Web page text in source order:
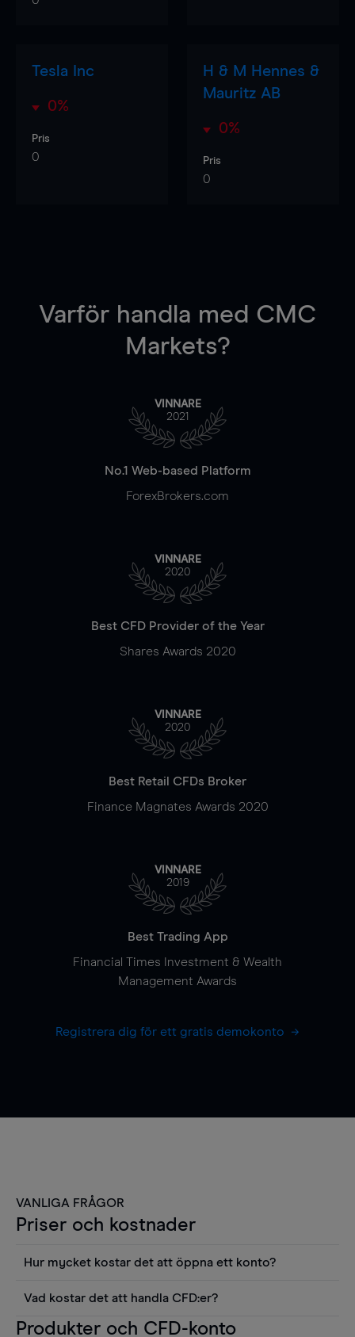
Tesla Inc
0%
Pris
0
H & M Hennes &
Mauritz AB
0%
Pris
0
Varför handla med CMC
Markets?
VINNARE
2021
No.1 Web-based Platform
ForexBrokers.com
VINNARE
2020
Best CFD Provider of the Year
Shares Awards 2020
VINNARE
2020
Best Retail CFDs Broker
Finance Magnates Awards 2020
VINNARE
2019
Best Trading App
Financial Times Investment & Wealth
Management Awards
Registrera dig för ett gratis demokonto
VANLIGA FRÅGOR
Priser och kostnader
Hur mycket kostar det att öppna ett konto?
använda sådana verktyg som diagram, Reuters
Vad kostar det att handla CFD:er?
Det är en rad kostnader att tänka på när man
Produkter och CFD-konto